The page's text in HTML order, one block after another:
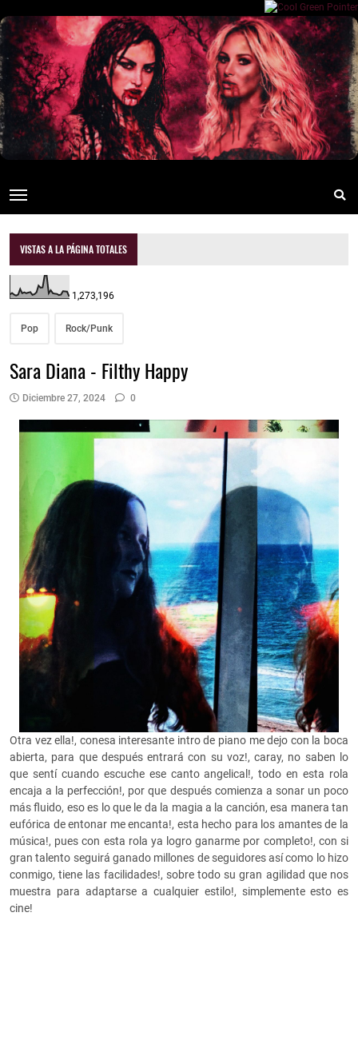
VISTAS A LA PÁGINA TOTALES
1,273,196
Pop Rock/Punk
Sara Diana - Filthy Happy
Diciembre 27, 2024 0
Otra vez ella!, conesa interesante intro de piano me dejo con la boca
abierta, para que después entrará con su voz!, caray, no saben lo
que sentí cuando escuche ese canto angelical!, todo en esta rola
encaja a la perfección!, por que después comienza a sonar un poco
más fluido, eso es lo que le da la magia a la canción, esa manera tan
eufórica de entonar me encanta!, esta hecho para los amantes de la
música!, pues con esta rola ya logro ganarme por completo!, con si
gran talento seguirá ganado millones de seguidores así como lo hizo
conmigo, tiene las facilidades!, sobre todo su gran agilidad que nos
muestra para adaptarse a cualquier estilo!, simplemente esto es
cine!